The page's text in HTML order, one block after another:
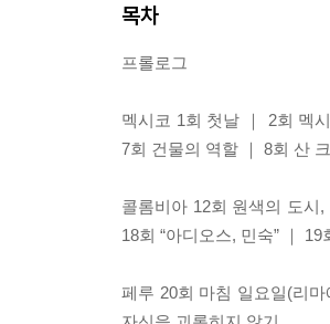
목차
프롤로그
멕시코 1회 첫날 ｜ 2회 멕
7회 건물의 역할 ｜ 8회 산
콜롬비아 12회 원색의 도
18회 “아디오스, 민숙” ｜
페루 20회 마침 일요일(리